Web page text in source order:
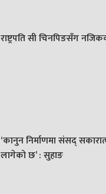
राष्ट्रपति सी चिनपिङसँग
‘कानुन निर्माणमा संसद्
लागेको छ’ : सुहाङ